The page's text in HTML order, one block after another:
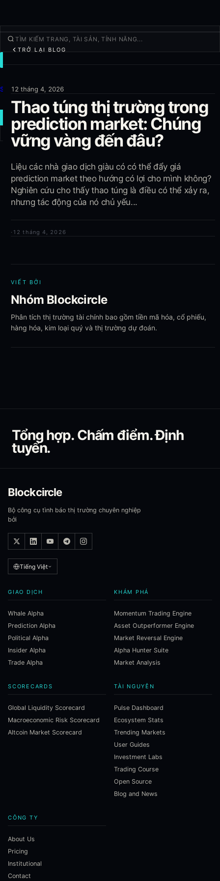
Sản phẩm
Thêm
GIAO DỊCH MỚI
Đăng nhập ĐĂNG KÝ
TRỞ LẠI BLOG
12 tháng 4, 2026
Thao túng thị trường trong
prediction market: Chúng
vững vàng đến đâu?
Liệu các nhà giao dịch giàu có có thể đẩy giá
prediction market theo hướng có lợi cho mình không?
Nghiên cứu cho thấy thao túng là điều có thể xảy ra,
nhưng tác động của nó chủ yếu...
· 12 tháng 4, 2026
VIẾT BỞI
Nhóm Blockcircle
Phân tích thị trường tài chính bao gồm tiền mã hóa, cổ phiếu,
hàng hóa, kim loại quý và thị trường dự đoán.
Tổng hợp. Chấm điểm. Định
tuyến.
Blockcircle
Bộ công cụ tình báo thị trường chuyên nghiệp
bởi
Tiếng Việt
GIAO DỊCH
Whale Alpha
Prediction Alpha
Political Alpha
Insider Alpha
Trade Alpha
KHÁM PHÁ
Momentum Trading Engine
Asset Outperformer Engine
Market Reversal Engine
Alpha Hunter Suite
Market Analysis
SCORECARDS
Global Liquidity Scorecard
Macroeconomic Risk Scorecard
Altcoin Market Scorecard
TÀI NGUYÊN
Pulse Dashboard
Ecosystem Stats
Trending Markets
User Guides
Investment Labs
Trading Course
Open Source
Blog and News
CÔNG TY
About Us
Pricing
Institutional
Contact